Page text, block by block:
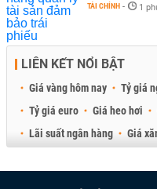
TÀI CHÍNH - 1
LIÊN KẾT NỔI BẬT
Giá vàng hôm nay Tỷ giá
Tỷ giá euro
Giá heo hơi
Lãi suất ngân hàng
Giá